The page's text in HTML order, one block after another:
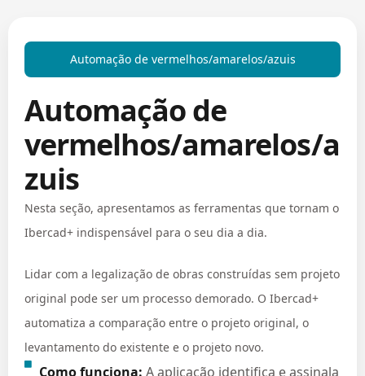
Automação de vermelhos/amarelos/azuis
Automação de
vermelhos/amarelos/a
zuis
Nesta seção, apresentamos as ferramentas que tornam o
Ibercad+ indispensável para o seu dia a dia.
Lidar com a legalização de obras construídas sem projeto
original pode ser um processo demorado. O Ibercad+
automatiza a comparação entre o projeto original, o
levantamento do existente e o projeto novo.
Como funciona: A aplicação identifica e assinala